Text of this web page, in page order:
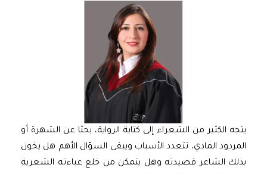
يتجه الكثير من الشعراء إلى كتابة الرواية، بحثا عن الشهرة أو
المردود المادي، تتعدد الأسباب ويبقى السؤال الأهم هل يخون
بذلك الشاعر قصيدته وهل يتمكن من خلع عباءته الشعرية